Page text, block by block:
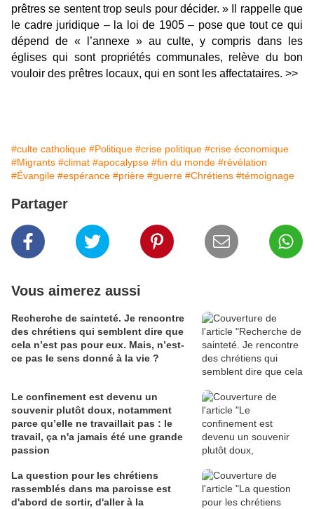
prêtres se sentent trop seuls pour décider. » Il rappelle que
le cadre juridique – la loi de 1905 – pose que tout ce qui
dépend de « l’annexe » au culte, y compris dans les
églises qui sont propriétés communales, relève du bon
vouloir des prêtres locaux, qui en sont les affectataires. >>
#culte catholique #Politique #crise politique #crise économique
#Migrants #climat #apocalypse #fin du monde #révélation
#Évangile #espérance #prière #guerre #Chrétiens #témoignage
Partager
Vous aimerez aussi
Recherche de sainteté. Je rencontre
des chrétiens qui semblent dire que
cela n’est pas pour eux. Mais, n’est-
ce pas le sens donné à la vie ?
Le confinement est devenu un
souvenir plutôt doux, notamment
parce qu’elle ne travaillait pas : le
travail, ça n'a jamais été une grande
passion
La question pour les chrétiens
rassemblés dans ma paroisse est
d'abord de sortir, d'aller à la